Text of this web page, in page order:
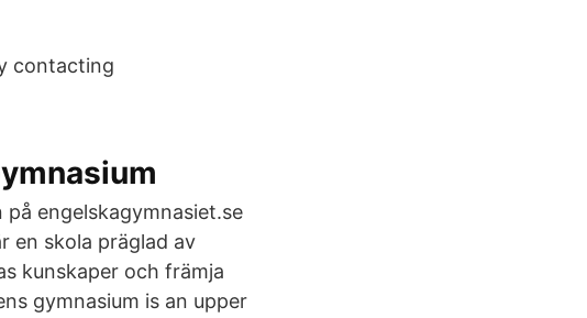
contacting
engelskagymnasiet.se
en skola präglad av
kunskaper och främja
gymnasium is an upper